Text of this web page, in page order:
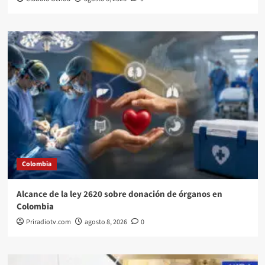
Colombia
Alcance de la ley 2620 sobre donación de órganos en
Colombia
Priradiotv.com agosto 8, 2026 0